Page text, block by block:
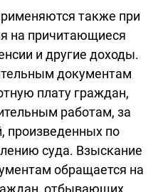
также при
на причитающиеся
и другие доходы.
документам
плату граждан,
работам, за
произведенных по
суда. Взыскание
обращается на
отбывающих